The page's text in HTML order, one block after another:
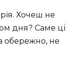
Хочеш не
дня? Саме ці
обережно, не